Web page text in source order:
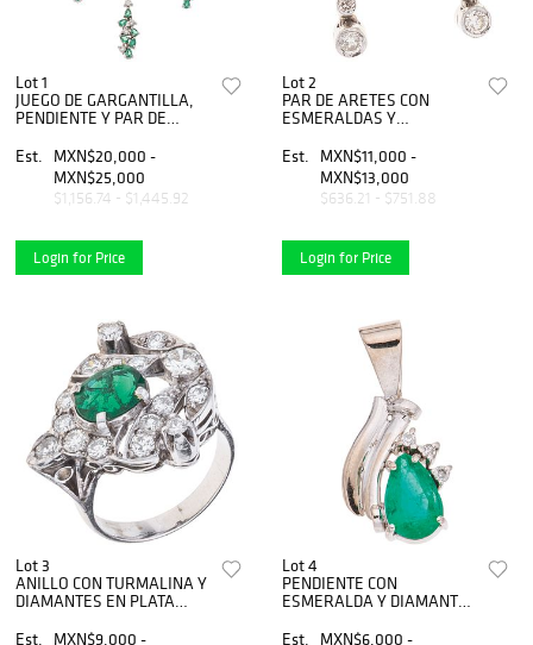
Lot 1
JUEGO DE GARGANTILLA,
PENDIENTE Y PAR DE
ESMERALDAS Y
DIAMANTES EN ORO
BLANCO DE 14K Y 18K
Est.
MXN$20,000 -
MXN$25,000
$1,156.74 - $1,445.92
Login for Price
Lot 2
PAR DE ARETES CON
ESMERALDAS Y
BLANCO DE 14K.
Esmeraldas corte oval ~0.30
ct y diamantes corte
brillante ~0.60 ct
Est.
MXN$11,000 -
MXN$13,000
$636.21 - $751.88
Login for Price
Lot 3
ANILLO CON TURMALINA Y
DIAMANTES EN PLATA
corte oval ~1.0 ct y
Est.
MXN$9,000 -
Lot 4
PENDIENTE CON
ESMERALDA Y DIAMANTES
Esmeralda corte pera ~0.75
Est.
MXN$6,000 -